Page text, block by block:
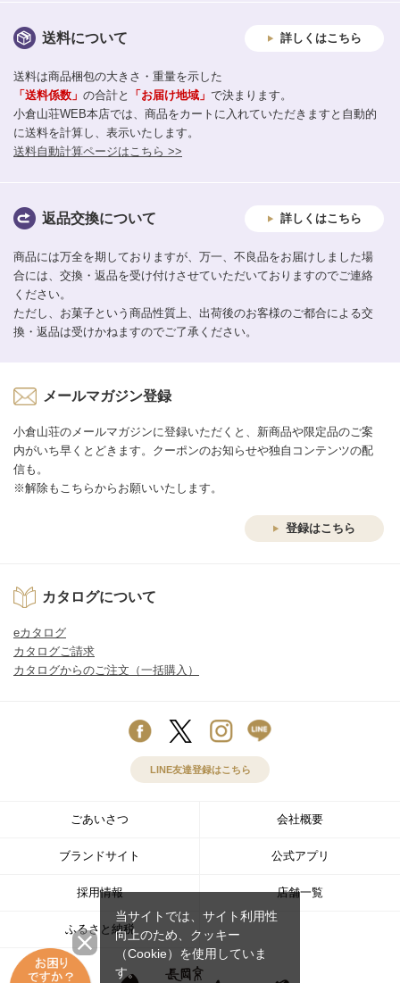
送料について 詳しくはこちら
送料は商品梱包の大きさ・重量を示した
「送料係数」 の合計と 「お届け地域」 で決まります。
小倉山荘WEB本店では、商品をカートに入れていただきますと自動的
に送料を計算し、表示いたします。
送料自動計算ページはこちら >>
返品交換について 詳しくはこちら
商品には万全を期しておりますが、万一、不良品をお届けしました場
合には、交換・返品を受け付けさせていただいておりますのでご連絡
ください。
ただし、お菓子という商品性質上、出荷後のお客様のご都合による交
換・返品は受けかねますのでご了承ください。
メールマガジン登録
小倉山荘のメールマガジンに登録いただくと、新商品や限定品のご案
内がいち早くとどきます。クーポンのお知らせや独自コンテンツの配
信も。
※解除もこちらからお願いいたします。
登録はこちら
カタログについて
eカタログ
カタログご請求
カタログからのご注文（一括購入）
LINE友達登録はこちら
ごあいさつ 会社概要
ブランドサイト 公式アプリ
採用情報 店舗一覧
ふるさと納税
当サイトでは、サイト利用性
向上のため、クッキー
（Cookie）を使用していま
す。